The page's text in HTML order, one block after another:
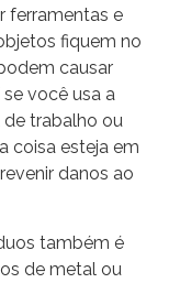
ferramentas e
fiquem no
causar
você usa a
trabalho ou
coisa esteja em
danos ao
também é
de metal ou